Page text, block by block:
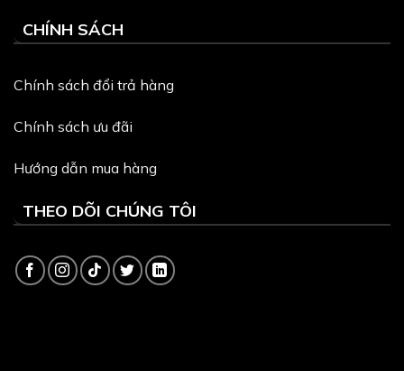
CHÍNH SÁCH
Chính sách đổi trả hàng
Chính sách ưu đãi
Hướng dẫn mua hàng
THEO DÕI CHÚNG TÔI